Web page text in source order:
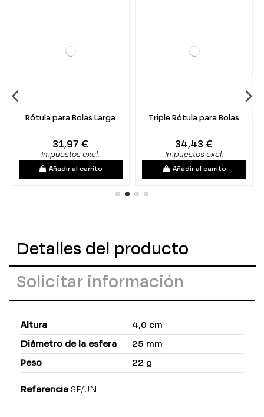
Rótula para Bolas Larga
31,97 €
Impuestos excl.
Añadir al carrito
Triple Rótula para Bolas
34,43 €
Impuestos excl.
Añadir al carrito
Detalles del producto
Solicitar información
Altura 4,0 cm
Diámetro de la esfera 25 mm
Peso 22 g
Referencia SF/UN